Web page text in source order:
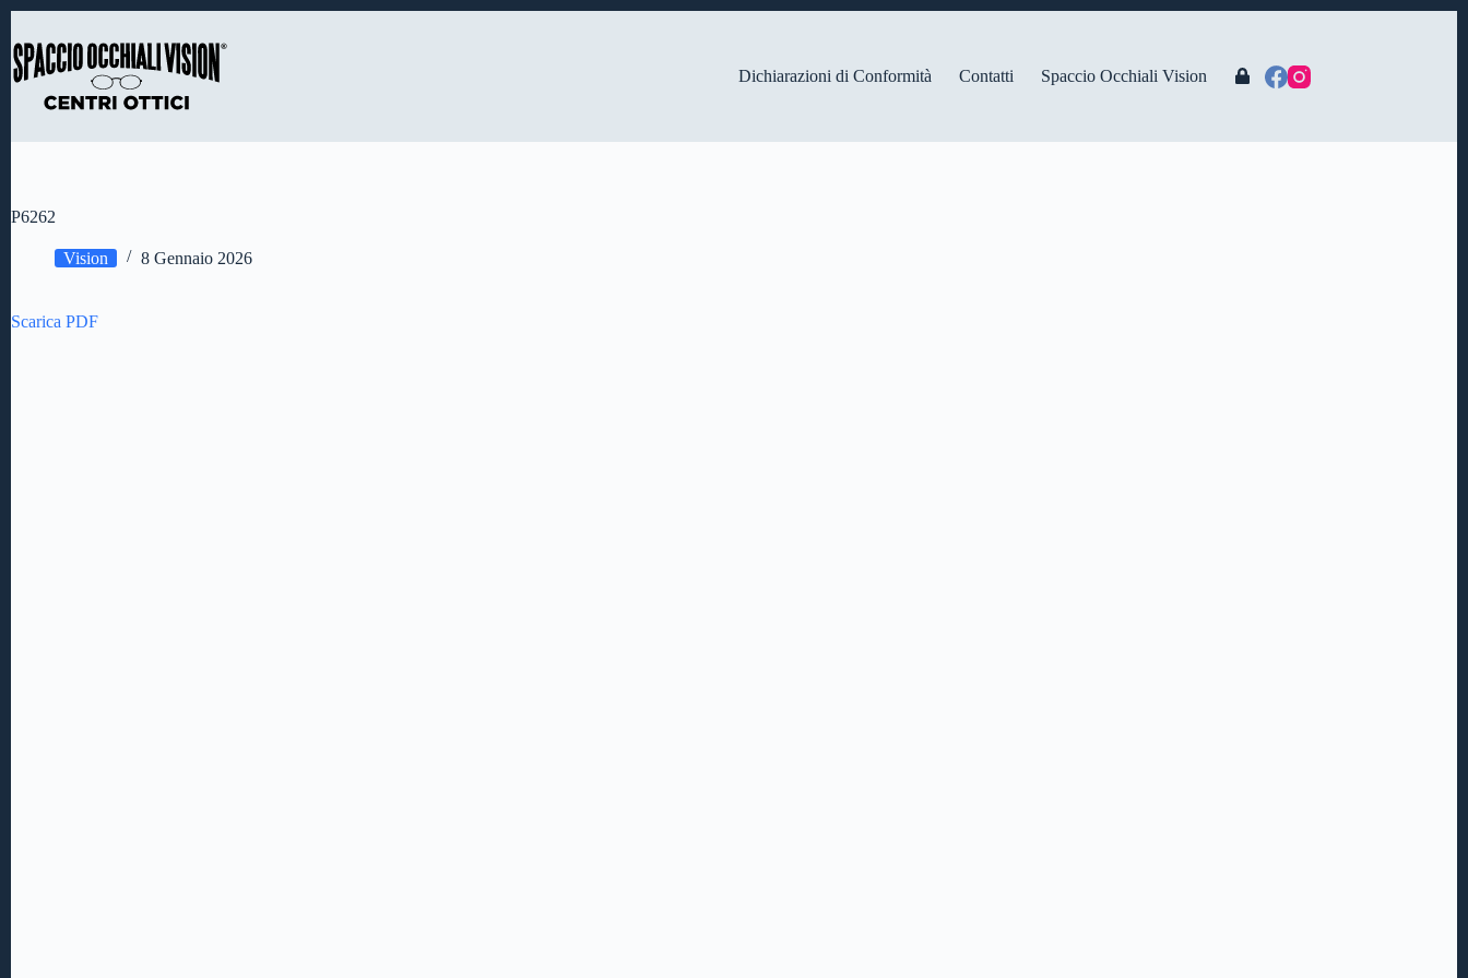
al
contenuto
Dichiarazioni di Conformità
Contatti Spaccio Occhiali Vision
P6262
Vision 8 Gennaio 2026
Scarica PDF